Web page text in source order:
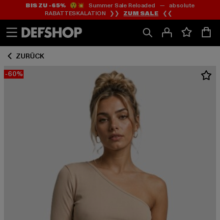
Zum
Inhalt
springen
Zum
Fußzeile
springen
BIS ZU -65%😲💥 Summer Sale Reloaded — absolute
RABATTESKALATION ❯❯ ZUM SALE ❮❮
ZURÜCK
-60%